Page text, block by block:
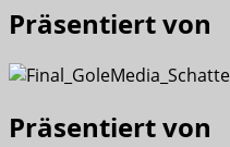
Präsentiert von
Präsentiert von